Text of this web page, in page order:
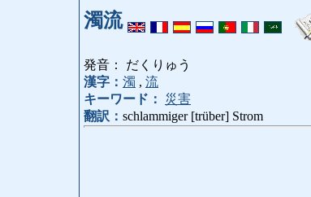
濁流
発音： だくりゅう
漢字： 濁 , 流
キーワード：
災害
翻訳： schlammiger [trüber] Strom